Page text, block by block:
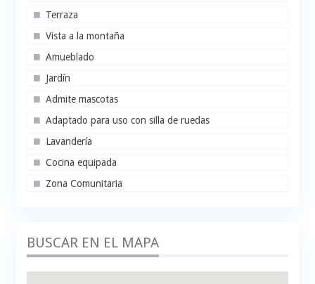
Terraza
Vista a la montaña
Amueblado
Jardín
Admite mascotas
Adaptado para uso con silla de ruedas
Lavandería
Cocina equipada
Zona Comunitaria
BUSCAR EN EL MAPA